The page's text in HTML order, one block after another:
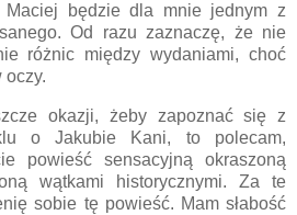
będzie dla mnie jednym z
Od razu zaznaczę, że nie
różnic między wydaniami, choć
oczy.
okazji, żeby zapoznać się z
o Jakubie Kani, to polecam,
powieść sensacyjną okraszoną
wątkami historycznymi. Za te
sobie tę powieść. Mam słabość